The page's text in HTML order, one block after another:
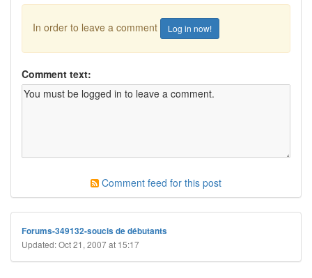
In order to leave a comment Log in now!
Comment text:
Comment feed for this post
Forums-349132-soucis de débutants
Updated: Oct 21, 2007 at 15:17